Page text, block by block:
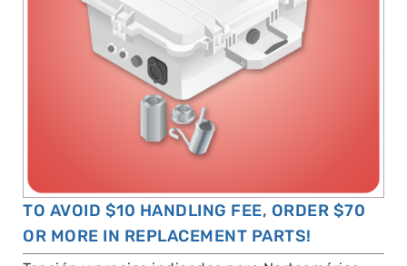
TO AVOID $10 HANDLING FEE, ORDER $70
OR MORE IN REPLACEMENT PARTS!